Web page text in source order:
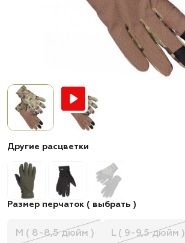
Другие расцветки
Размер перчаток ( выбрать )
M ( 8-8,5 дюйм ) L ( 9-9,5 дюйм )